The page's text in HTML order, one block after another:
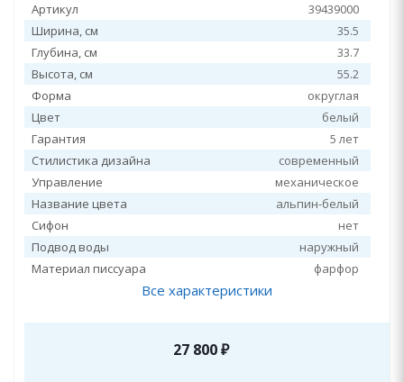
Артикул
39439000
Ширина, см
35.5
Глубина, см
33.7
Высота, см
55.2
Форма
округлая
Цвет
белый
Гарантия
5 лет
Стилистика дизайна
современный
Управление
механическое
Название цвета
альпин-белый
Сифон
нет
Подвод воды
наружный
Материал писсуара
фарфор
Все характеристики
27 800₽